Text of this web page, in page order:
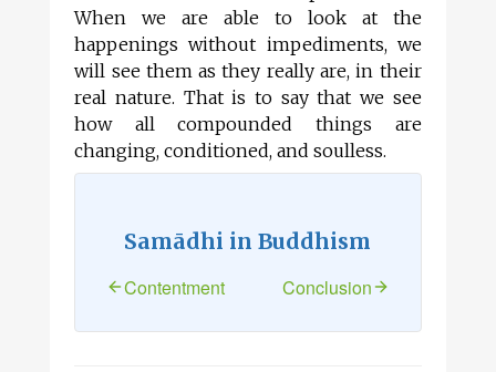
When we are able to look at the
happenings without impediments, we
will see them as they really are, in their
real nature. That is to say that we see
how all compounded things are
changing, conditioned, and soulless.
Samādhi in Buddhism
Contentment Conclusion